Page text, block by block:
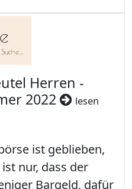
Herren -
2022
lesen
ist geblieben,
nur, dass der
Bargeld, dafür